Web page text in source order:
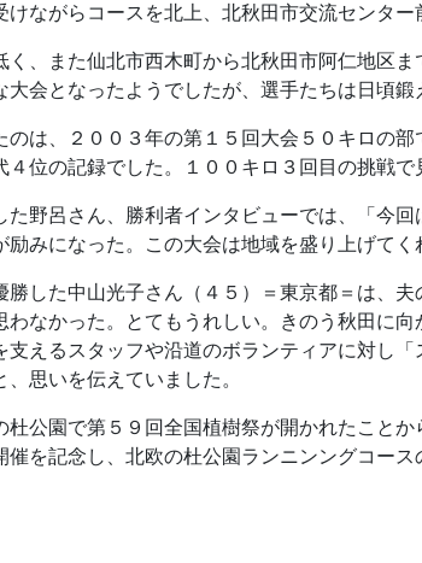
ながらコースを北上、北秋田市交流センター
、また仙北市西木町から北秋田市阿仁地区
会となったようでしたが、選手たちは日頃鍛
のは、２００３年の第１５回大会５０キロの
位の記録でした。１００キロ３回目の挑戦で
た野呂さん、勝利者インタビューでは、「今
励みになった。この大会は地域を盛り上げて
勝した中山光子さん（４５）＝東京都＝は、
なかった。とてもうれしい。きのう秋田に
支えるスタッフや沿道のボランティアに対し
思いを伝えていました。
公園で第５９回全国植樹祭が開かれたこと
を記念し、北欧の杜公園ランニンングコー